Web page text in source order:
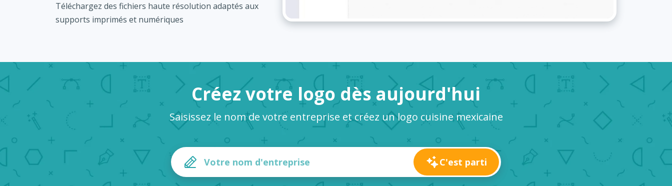
Téléchargez des fichiers haute résolution adaptés aux
supports imprimés et numériques
Créez votre logo dès aujourd'hui
Saisissez le nom de votre entreprise et créez un logo cuisine mexicaine
C'est parti